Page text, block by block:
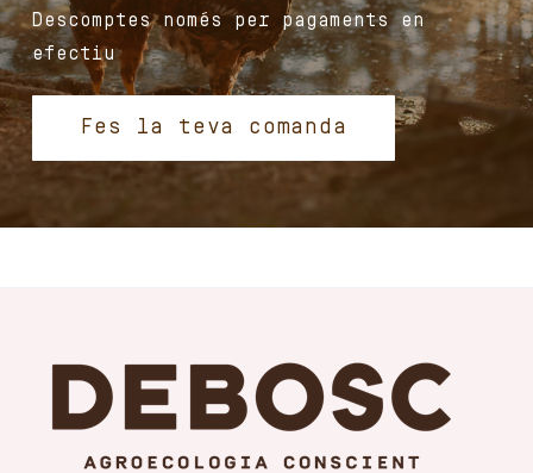
Descomptes només per pagaments en
efectiu
Fes la teva comanda